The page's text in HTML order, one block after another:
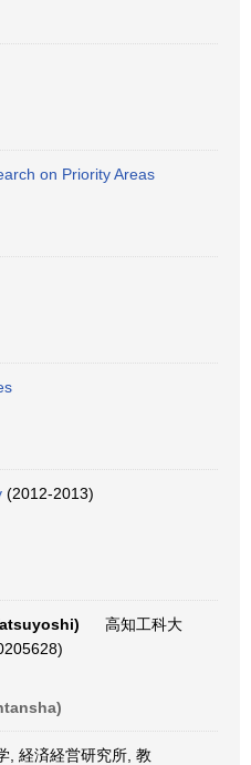
on Priority Areas
(2012-2013)
高知工科大
, 経済経営研究所, 教